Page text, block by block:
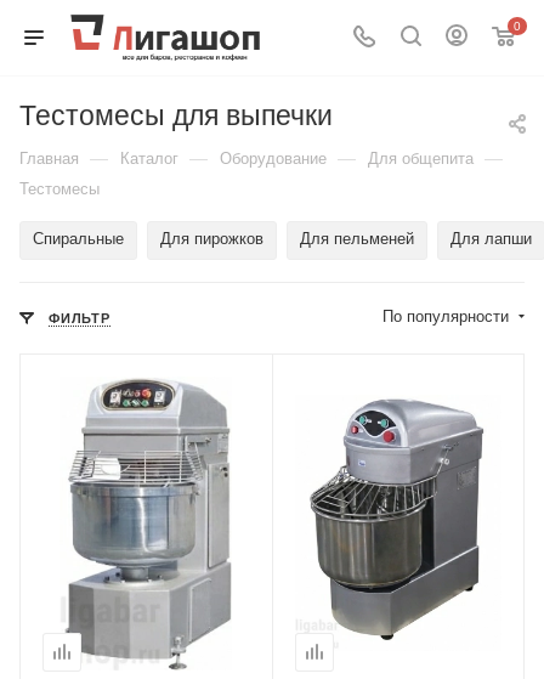
0
Тестомесы для выпечки
Главная — Каталог — Оборудование — Для общепита —
Тестомесы
Спиральные Для пирожков Для пельменей Для лапши
ФИЛЬТР По популярности